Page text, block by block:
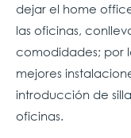
dejar el home
las oficinas,
comodidades; por
mejores
introducción de
oficinas.